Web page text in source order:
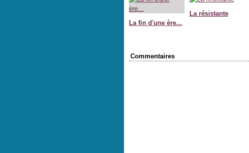
La fin d'une ère...
La résistante
Commentaires